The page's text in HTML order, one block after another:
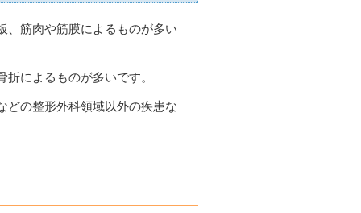
、筋肉や筋膜によるものが多い
によるものが多いです。
どの整形外科領域以外の疾患な